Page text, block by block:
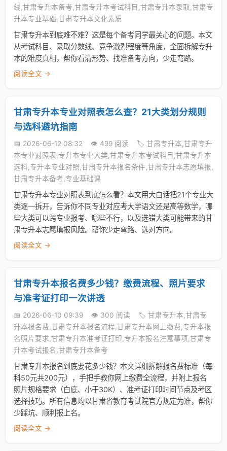
线,甘肃专升本备考,甘肃专升本考试科目,甘肃专升本录取,甘肃专
升本专业基础,甘肃专升本文化素质
甘肃专升本到底难不难？这是每个备考同学最关心的问题。本文
从考试科目、录取分数线、竞争激烈程度等角度，全面拆解专升
本的难度真相，帮你看清形势、找准备考方向，少走弯路。
阅读全文 →
甘肃专升本专业对照表怎么查？21大类划分规则
与选科避坑指南
📅 2026-06-12 08:32 👁️ 499 阅读
🏷️ 甘肃专升本,甘肃专升
本专业对照表,专升本专业大类,甘肃专升本考试科目,甘肃专升本
选科,专升本专业对照,甘肃专升本报名条件,甘肃专升本志愿填报,
甘肃专升本备考,专业基础课
甘肃专升本专业对照表到底怎么看？本文用大白话把21个专业大
类逐一拆开，告诉你不同专业对应考大学语文还是高等数学，哪
些大类可以跨专业报考、哪些不行，以及选错大类可能带来的甘
肃专升本志愿填报风险。帮你少走弯路、选对方向。
阅读全文 →
甘肃专升本报名费多少钱？缴费流程、照片要求
与准考证打印一次讲透
📅 2026-06-10 09:39 👁️ 300 阅读
🏷️ 甘肃专升本,甘肃专
升本报名费,甘肃专升本报名流程,甘肃专升本网上缴费,专升本报
名照片要求,甘肃专升本准考证打印,专升本报名注意事项,甘肃专
升本考试报名,甘肃专升本备考
甘肃专升本报名到底要花多少钱？本文详细拆解报名费标准（每
科50元共200元），手把手教你网上缴费全流程，并附上报名
照片规格要求（白底、小于30K）、准考证打印时间节点及考区
选择技巧。所有信息均以甘肃省教育考试院官方规定为准，帮你
少踩坑、顺利报上名。
阅读全文 →